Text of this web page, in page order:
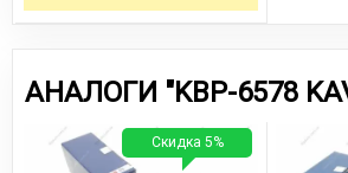
АНАЛОГИ "KBP-6578
Скидка 5%